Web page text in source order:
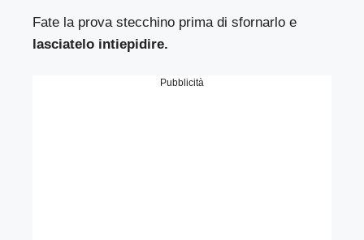
Fate la prova stecchino prima di sfornarlo e
lasciatelo intiepidire.
Pubblicità